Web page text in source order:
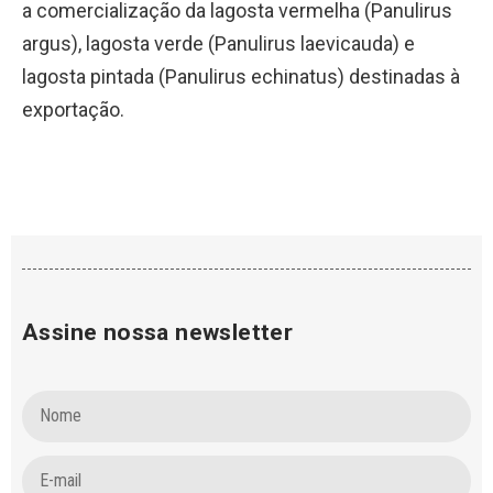
a comercialização da lagosta vermelha (Panulirus
argus), lagosta verde (Panulirus laevicauda) e
lagosta pintada (Panulirus echinatus) destinadas à
exportação.
Assine nossa newsletter